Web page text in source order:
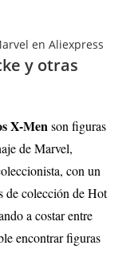
en Aliexpress
y otras
X-Menson figuras
de Marvel,
con un
de colección de Hot
a costar entre
encontrar figuras